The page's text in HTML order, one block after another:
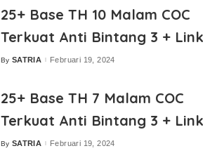
25+ Base TH 10 Malam COC
Terkuat Anti Bintang 3 + Link
Posted
By SATRIA Februari 19, 2024
25+ Base TH 7 Malam COC
Terkuat Anti Bintang 3 + Link
Posted
By SATRIA Februari 19, 2024